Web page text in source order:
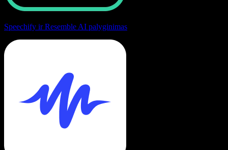
Speechify ir Resemble AI palyginimas